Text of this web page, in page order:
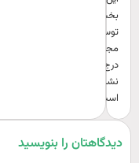
بخش
توسط
مجموعه
نشده
است.
را بنویسید